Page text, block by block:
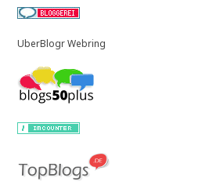
UberBlogr Webring